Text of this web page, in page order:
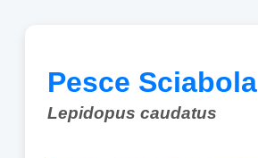
Pesce Sciabola
Lepidopus caudatus